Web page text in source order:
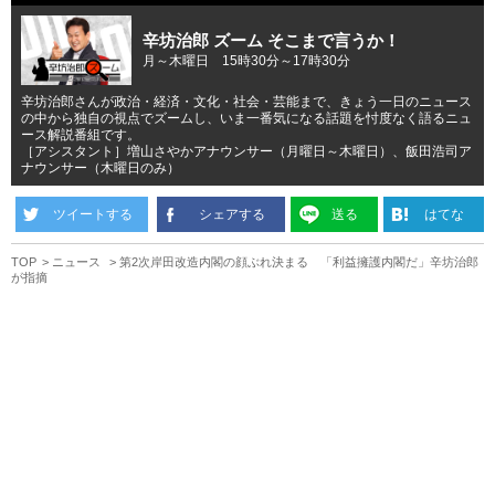
辛坊治郎 ズーム そこまで言うか！
月～木曜日 15時30分～17時30分
辛坊治郎さんが政治・経済・文化・社会・芸能まで、きょう一日のニュース
の中から独自の視点でズームし、いま一番気になる話題を忖度なく語るニュ
ース解説番組です。
［アシスタント］増山さやかアナウンサー（月曜日～木曜日）、飯田浩司ア
ナウンサー（木曜日のみ）
ツイートする シェアする 送る はてな
TOP ニュース
第2次岸田改造内閣の顔ぶれ決まる 「利益擁護内閣だ」辛坊治郎
が指摘